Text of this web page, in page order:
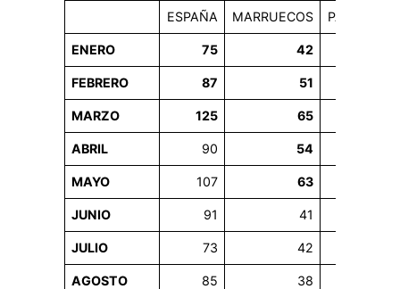
ESPAÑA MARRUECOS PARAGUAY
ENERO 75 42
FEBRERO 87 51
MARZO 125 65
ABRIL 90 54
MAYO 107 63
JUNIO 91 41
JULIO 73 42
AGOSTO 85 38